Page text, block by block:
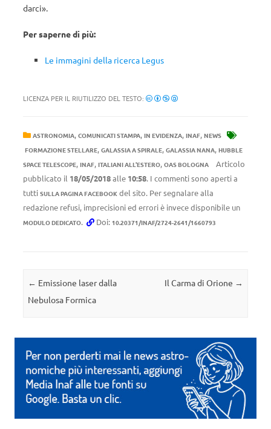
darci».
Per saperne di più:
Le immagini della ricerca Legus
LICENZA PER IL RIUTILIZZO DEL TESTO:
ASTRONOMIA, COMUNICATI STAMPA, IN EVIDENZA, INAF, NEWS
FORMAZIONE STELLARE, GALASSIA A SPIRALE, GALASSIA NANA, HUBBLE
SPACE TELESCOPE, INAF, ITALIANI ALL'ESTERO, OAS BOLOGNA
Articolo
pubblicato il 18/05/2018alle 10:58. I commenti sono aperti a
tutti SULLA PAGINA FACEBOOK del sito. Per segnalare alla
redazione refusi, imprecisioni ed errori è invece disponibile un
MODULO DEDICATO. Doi: 10.20371/INAF/2724-2641/1660793
Navigazione articolo
← Emissione laser dalla
Nebulosa Formica
Il Carma di Orione →